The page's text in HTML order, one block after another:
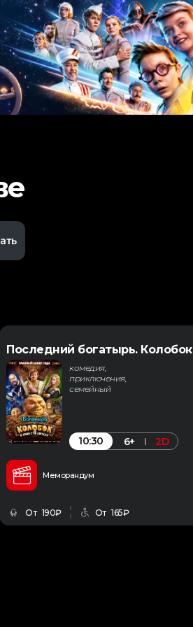
Последний богатырь. Колобок
комедия,
приключения,
семейный
10:30 6+ 2D
Меморандум
От 190₽ От 165₽